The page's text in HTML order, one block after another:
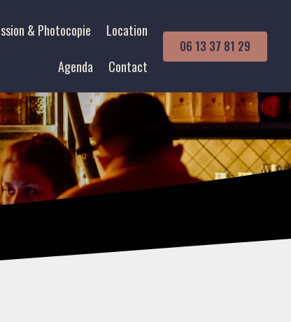
& Photocopie
Location
Agenda
Contact
06 13 37 81 29